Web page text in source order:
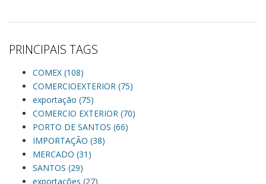
PRINCIPAIS TAGS
COMEX (108)
COMERCIOEXTERIOR (75)
exportação (75)
COMERCIO EXTERIOR (70)
PORTO DE SANTOS (66)
IMPORTAÇÃO (38)
MERCADO (31)
SANTOS (29)
exportações (27)